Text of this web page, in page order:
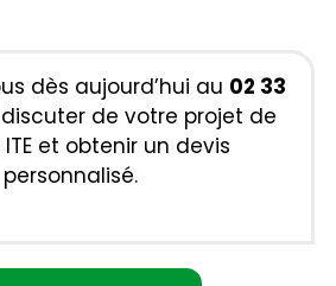
dès aujourd’hui au 02 33
de votre projet de
et obtenir un devis
personnalisé.